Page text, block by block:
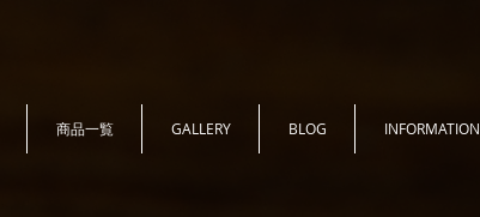
商品一覧 GALLERY BLOG INFORMATION